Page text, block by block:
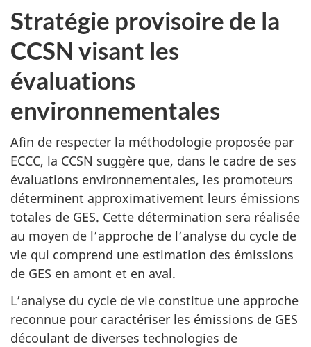
Stratégie provisoire de la
CCSN visant les
évaluations
environnementales
Afin de respecter la méthodologie proposée par
ECCC, la CCSN suggère que, dans le cadre de ses
évaluations environnementales, les promoteurs
déterminent approximativement leurs émissions
totales de GES. Cette détermination sera réalisée
au moyen de l’approche de l’analyse du cycle de
vie qui comprend une estimation des émissions
de GES en amont et en aval.
L’analyse du cycle de vie constitue une approche
reconnue pour caractériser les émissions de GES
découlant de diverses technologies de